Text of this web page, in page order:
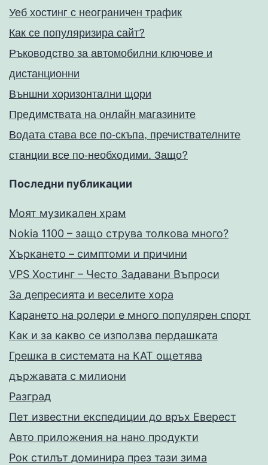
Уеб хостинг с неограничен трафик
Как се популяризира сайт?
Ръководство за автомобилни ключове и
дистанционни
Външни хоризонтални щори
Предимствата на онлайн магазините
Водата става все по-скъпа, пречиствателните
станции все по-необходими. Защо?
Последни публикации
Моят музикален храм
Nokia 1100 – защо струва толкова много?
Хъркането – симптоми и причини
VPS Хостинг – Често Задавани Въпроси
За депресията и веселите хора
Карането на ролери е много популярен спорт
Как и за какво се използва пердашката
Грешка в системата на КАТ ощетява
държавата с милиони
Разград
Пет известни експедиции до връх Еверест
Авто приложения на нано продукти
Рок стилът доминира през тази зима